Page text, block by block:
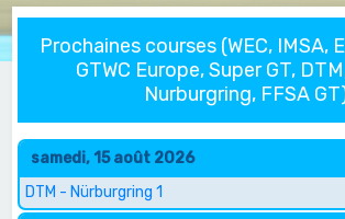
Prochaines courses (WEC, IMSA,
GTWC Europe, Super GT,
Nurburgring, FFSA
samedi, 15 août 2026
DTM - Nürburgring 1